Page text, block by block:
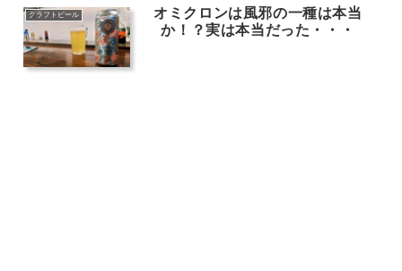
クラフトビール
オミクロンは風邪の一種は本当
か！？実は本当だった・・・